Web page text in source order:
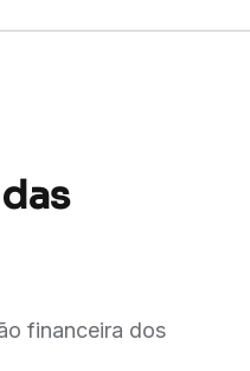
financeira dos